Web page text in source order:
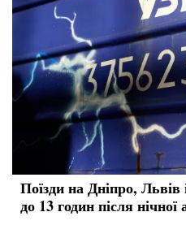
Поїзди на Дніпро,
до 13 годин після